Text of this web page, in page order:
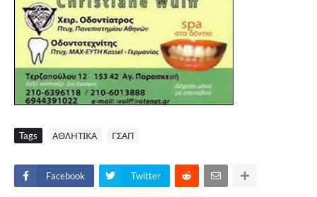
Tags ΑΘΛΗΤΙΚΑ ΓΣΑΠ
Facebook Twitter